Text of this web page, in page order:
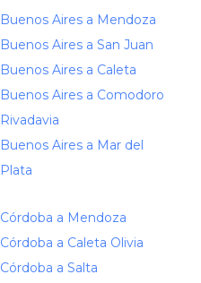
Buenos Aires a Mendoza
Buenos Aires a San Juan
Buenos Aires a Caleta
Buenos Aires a Comodoro
Rivadavia
Buenos Aires a Mar del
Plata
Córdoba a Mendoza
Córdoba a Caleta Olivia
Córdoba a Salta